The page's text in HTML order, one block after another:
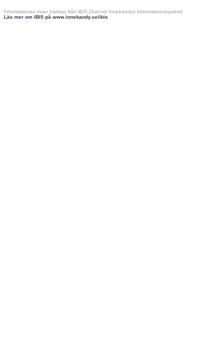
Informationen ovan hämtas från iBIS (Svensk Innebandys Informationssystem)
Läs mer om iBIS på www.innebandy.se/ibis